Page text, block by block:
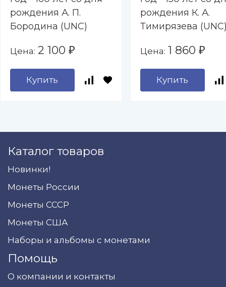
рождения А. П.
Бородина (UNC)
Цена: 2 100 ₽
Купить
рождения К. А.
Тимирязева
Цена: 1 860 ₽
Купить
Каталог товаров
Новинки!
Монеты России
Монеты СССР
Монеты США
Наборы и альбомы с монетами
Помощь
О компании и контакты